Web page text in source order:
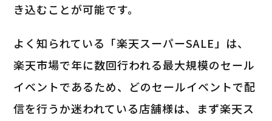
き込むことが可能です。
よく知られている「楽天スーパーSALE」は、
楽天市場で年に数回行われる最大規模のセール
イベントであるため、どのセールイベントで配
信を行うか迷われている店舗様は、まず楽天ス